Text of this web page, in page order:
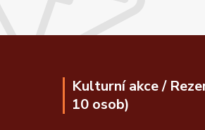
Kulturní akce /
10 osob)